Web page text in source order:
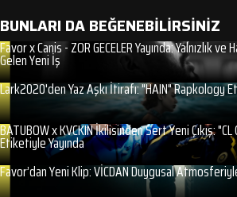
BUNLARI DA BEĞENEBİLİRSİNİZ
Favor x Canis - ZOR GECELER Yayında: Yalnızlık ve
Gelen Yeni İş
Lark2020'den Yaz Aşkı İtirafı: "HAIN" Rapkology
BATUBOW x KVCKIN İkilisinden Sert Yeni Çıkış:
Etiketiyle Yayında
Favor’dan Yeni Klip: VİCDAN Duygusal